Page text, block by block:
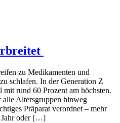
zu Medikamenten und
schlafen. In der Generation Z
rund 60 Prozent am höchsten.
alle Altersgruppen hinweg
Präparat verordnet – mehr
Jahr oder […]